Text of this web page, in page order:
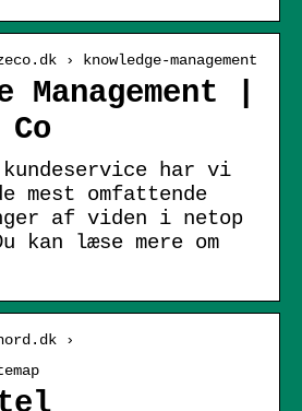
› knowledge-management
Management |
kundeservice har vi
mest omfattende
af viden i netop
kan læse mere om
›